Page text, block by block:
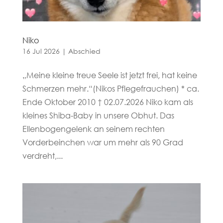
Niko
16 Jul 2026 | Abschied
„Meine kleine treue Seele ist jetzt frei, hat keine
Schmerzen mehr.“(Nikos Pflegefrauchen) * ca.
Ende Oktober 2010 † 02.07.2026 Niko kam als
kleines Shiba-Baby in unsere Obhut. Das
Ellenbogengelenk an seinem rechten
Vorderbeinchen war um mehr als 90 Grad
verdreht,...